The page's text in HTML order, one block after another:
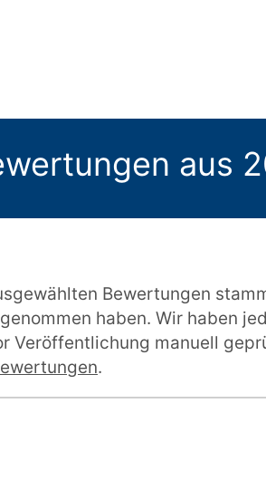
aus
Bewertungen
haben. Wir haben
Veröffentlichung manuell
.